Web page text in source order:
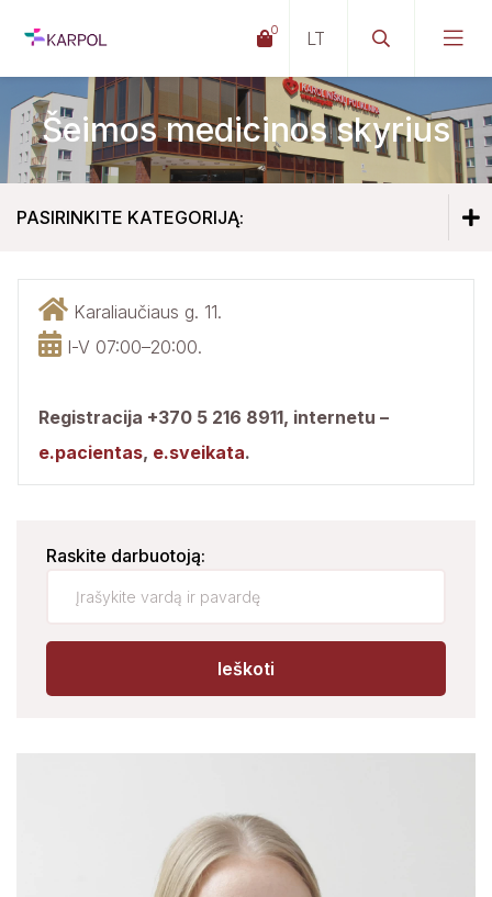
0
Šeimos medicinos skyrius
PASIRINKITE KATEGORIJĄ:
Pilaitės SPC kontaktinė informacija
Pilaitės SPC gydytojų darbo grafikai
Šeimos medicinos skyrius
Moterų klinika
Odontologijos klinika
Karaliaučiaus g. 11.
I-V 07:00–20:00.
Registracija +370 5 216 8911, internetu –
e.pacientas, e.sveikata.
Raskite darbuotoją:
Ieškoti